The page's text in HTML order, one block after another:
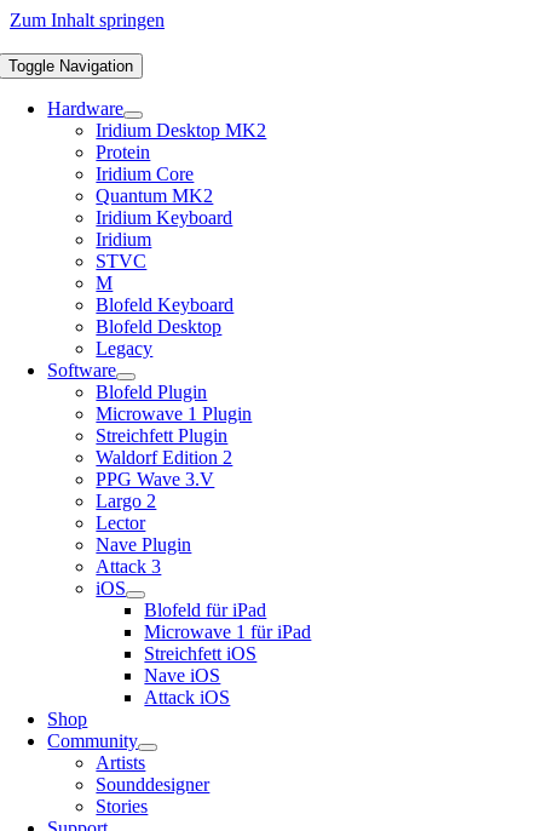
Zum Inhalt springen
Toggle Navigation
Hardware
Iridium Desktop MK2
Protein
Iridium Core
Quantum MK2
Iridium Keyboard
Iridium
STVC
M
Blofeld Keyboard
Blofeld Desktop
Legacy
Software
Blofeld Plugin
Microwave 1 Plugin
Streichfett Plugin
Waldorf Edition 2
PPG Wave 3.V
Largo 2
Lector
Nave Plugin
Attack 3
iOS
Blofeld für iPad
Microwave 1 für iPad
Streichfett iOS
Nave iOS
Attack iOS
Shop
Community
Artists
Sounddesigner
Stories